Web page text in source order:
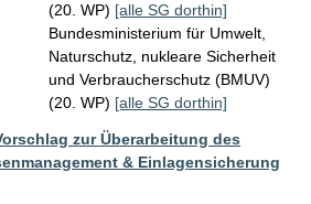
(20. WP) [alle SG dorthin]
Bundesministerium für Umwelt,
Naturschutz, nukleare Sicherheit
und Verbraucherschutz (BMUV)
(20. WP) [alle SG dorthin]
zur Überarbeitung des
& Einlagensicherung